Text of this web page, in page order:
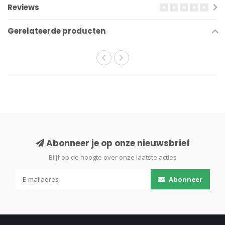
Reviews
Gerelateerde producten
Abonneer je op onze nieuwsbrief
Blijf op de hoogte over onze laatste acties
Abonneer